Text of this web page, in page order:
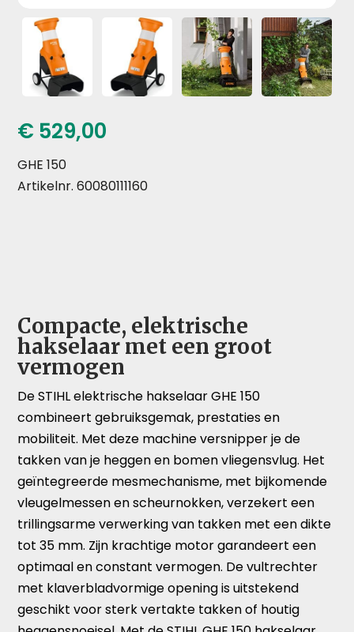
€ 529,00
GHE 150
Artikelnr. 60080111160
Compacte, elektrische
hakselaar met een groot
vermogen
De STIHL elektrische hakselaar GHE 150
combineert gebruiksgemak, prestaties en
mobiliteit. Met deze machine versnipper je de
takken van je heggen en bomen vliegensvlug. Het
geïntegreerde mesmechanisme, met bijkomende
vleugelmessen en scheurnokken, verzekert een
trillingsarme verwerking van takken met een dikte
tot 35 mm. Zijn krachtige motor garandeert een
optimaal en constant vermogen. De vultrechter
met klaverbladvormige opening is uitstekend
geschikt voor sterk vertakte takken of houtig